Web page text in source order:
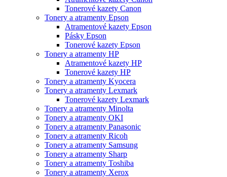
Tonerové kazety Canon
Tonery a atramenty Epson
Atramentové kazety Epson
Pásky Epson
Tonerové kazety Epson
Tonery a atramenty HP
Atramentové kazety HP
Tonerové kazety HP
Tonery a atramenty Kyocera
Tonery a atramenty Lexmark
Tonerové kazety Lexmark
Tonery a atramenty Minolta
Tonery a atramenty OKI
Tonery a atramenty Panasonic
Tonery a atramenty Ricoh
Tonery a atramenty Samsung
Tonery a atramenty Sharp
Tonery a atramenty Toshiba
Tonery a atramenty Xerox